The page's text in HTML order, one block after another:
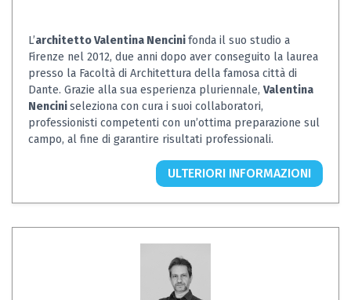
L’architetto Valentina Nencinifonda il suo studio a
Firenze nel 2012, due anni dopo aver conseguito la laurea
presso la Facoltà di Architettura della famosa città di
Dante. Grazie alla sua esperienza pluriennale, Valentina
Nenciniseleziona con cura i suoi collaboratori,
professionisti competenti con un’ottima preparazione sul
campo, al fine di garantire risultati professionali.
ULTERIORI INFORMAZIONI